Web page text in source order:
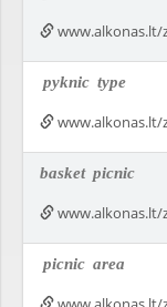
pyknic type
basket picnic
picnic area